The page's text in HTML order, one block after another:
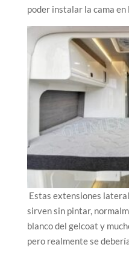
poder instalar la cama
Estas extensiones
sirven sin pintar,
blanco del gelcoat y
pero realmente se